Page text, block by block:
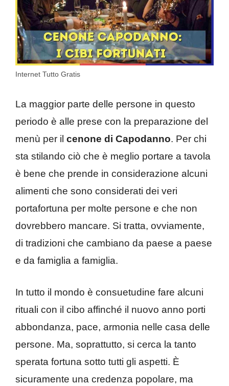
Internet Tutto Gratis
La maggior parte delle persone in questo
periodo è alle prese con la preparazione del
menù per il cenone di Capodanno. Per chi
sta stilando ciò che è meglio portare a tavola
è bene che prende in considerazione alcuni
alimenti che sono considerati dei veri
portafortuna per molte persone e che non
dovrebbero mancare. Si tratta, ovviamente,
di tradizioni che cambiano da paese a paese
e da famiglia a famiglia.
In tutto il mondo è consuetudine fare alcuni
rituali con il cibo affinché il nuovo anno porti
abbondanza, pace, armonia nelle casa delle
persone. Ma, soprattutto, si cerca la tanto
sperata fortuna sotto tutti gli aspetti. È
sicuramente una credenza popolare, ma